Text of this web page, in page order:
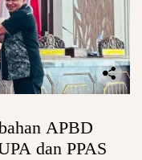
APBD
dan PPAS